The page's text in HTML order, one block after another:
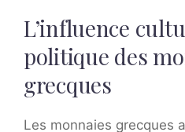
L’influence
politique des
grecques
Les monnaies grecques